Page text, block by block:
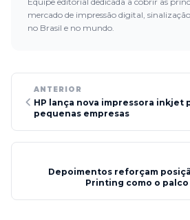
mercado de impressão digital,
no Brasil e no mundo.
ANTERIOR
HP lança nova impressora inkjet
pequenas empresas
Depoimentos reforçam
Printing como o